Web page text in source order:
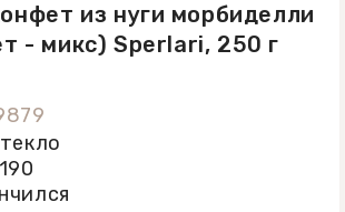
из нуги морбиделли
- микс) Sperlari, 250 г